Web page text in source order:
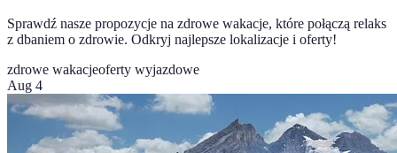
Sprawdź nasze propozycje na zdrowe wakacje, które połączą relaks
z dbaniem o zdrowie. Odkryj najlepsze lokalizacje i oferty!
zdrowe wakacjeoferty wyjazdowe
Aug 4